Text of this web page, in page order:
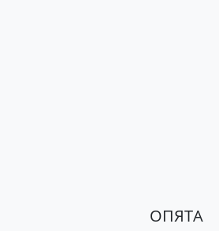
ОПЯТА